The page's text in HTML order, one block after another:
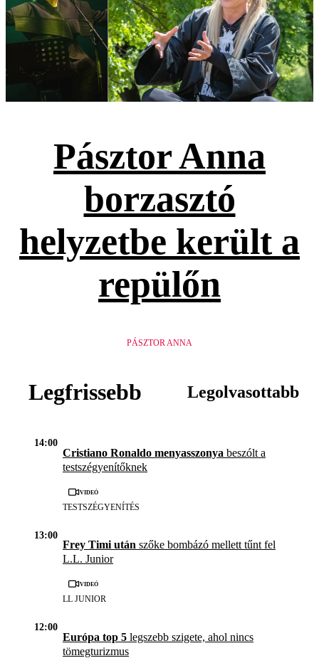
Pásztor Anna
borzasztó
helyzetbe került a
repülőn
PÁSZTOR ANNA
Legfrissebb Legolvasottabb
14:00
Cristiano Ronaldo menyasszonya beszólt a
testszégyenítőknek
Videó
TESTSZÉGYENÍTÉS
13:00
Frey Timi után szőke bombázó mellett tűnt fel
L.L. Junior
Videó
LL JUNIOR
12:00
Európa top 5 legszebb szigete, ahol nincs
tömegturizmus